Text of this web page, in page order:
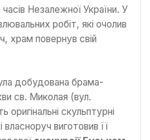
Незалежної України. У
робіт, які очолив
храм повернув свій
добудована брама-
св. Миколая (вул.
скульптурні
власноруч виготовив її